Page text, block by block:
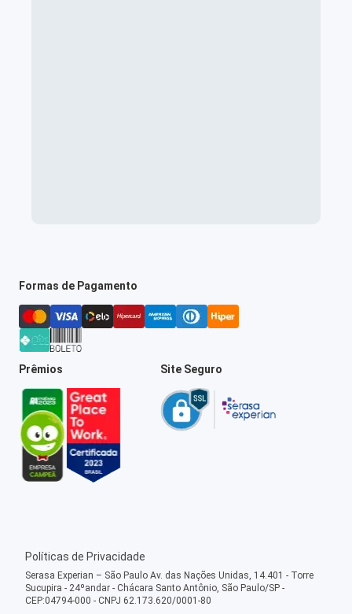
Formas de Pagamento
Prêmios Site Seguro
Políticas de Privacidade
Serasa Experian – São Paulo Av. das Nações Unidas, 14.401 - Torre
Sucupira - 24ºandar - Chácara Santo Antônio, São Paulo/SP -
CEP:04794-000 - CNPJ 62.173.620/0001-80